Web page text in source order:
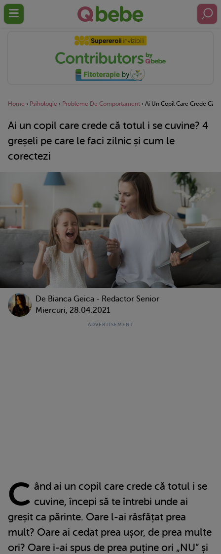
Home › Psihologie › Probleme De Comportament › Ai Un Copil Care Crede Că
Ai un copil care crede că totul i se cuvine? 4
greșeli pe care le faci zilnic și cum le
corectezi
De Bianca Geica - Redactor Senior
Miercuri, 28.04.2021
C ând ai un copil care crede că totul i se
cuvine, începi să te întrebi unde ai
greșit ca părinte. Oare l-ai răsfățat prea
mult? Oare ai cedat prea ușor, de prea multe
ori? Oare i-ai spus de prea puține ori „NU” și